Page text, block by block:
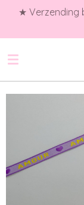
naar
de
★ Verzending